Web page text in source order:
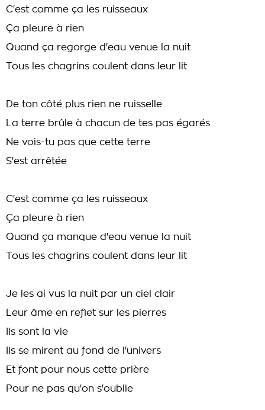
C'est comme ça les ruisseaux
Ça pleure à rien
Quand ça regorge d'eau venue la nuit
Tous les chagrins coulent dans leur lit
De ton côté plus rien ne ruisselle
La terre brûle à chacun de tes pas égarés
Ne vois-tu pas que cette terre
S'est arrêtée
C'est comme ça les ruisseaux
Ça pleure à rien
Quand ça manque d'eau venue la nuit
Tous les chagrins coulent dans leur lit
Je les ai vus la nuit par un ciel clair
Leur âme en reflet sur les pierres
Ils sont la vie
Ils se mirent au fond de l'univers
Et font pour nous cette prière
Pour ne pas qu'on s'oublie